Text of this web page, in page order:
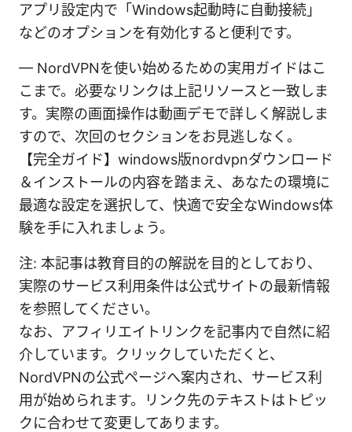
アプリ設定内で「Windows起動時に自動接続」
などのオプションを有効化すると便利です。
— NordVPNを使い始めるための実用ガイドはこ
こまで。必要なリンクは上記リソースと一致しま
す。実際の画面操作は動画デモで詳しく解説しま
すので、次回のセクションをお見逃しなく。
【完全ガイド】windows版nordvpnダウンロード
＆インストールの内容を踏まえ、あなたの環境に
最適な設定を選択して、快適で安全なWindows体
験を手に入れましょう。
注: 本記事は教育目的の解説を目的としており、
実際のサービス利用条件は公式サイトの最新情報
を参照してください。
なお、アフィリエイトリンクを記事内で自然に紹
介しています。クリックしていただくと、
NordVPNの公式ページへ案内され、サービス利
用が始められます。リンク先のテキストはトピッ
クに合わせて変更してあります。